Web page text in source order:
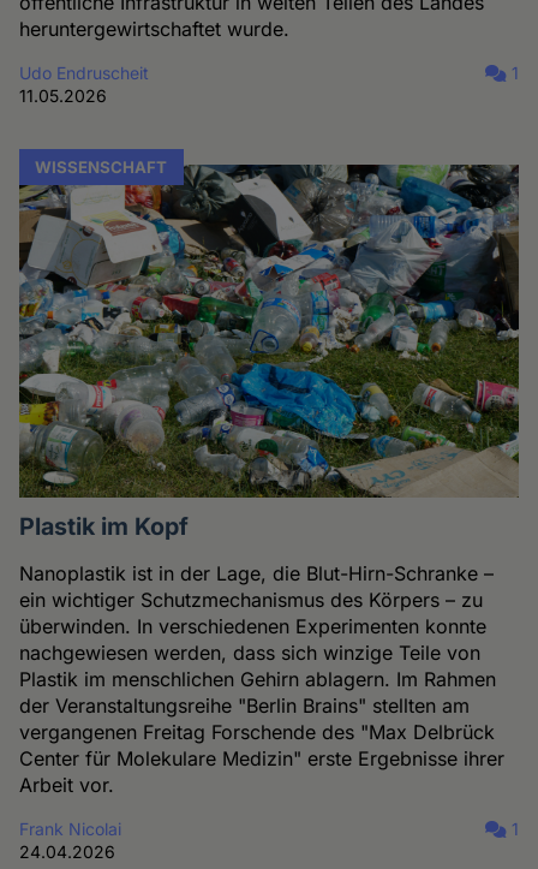
heruntergewirtschaftet wurde.
Udo Endruscheit
11.05.2026
1
WISSENSCHAFT
Plastik im Kopf
Nanoplastik ist in der Lage, die Blut-Hirn-Schranke –
ein wichtiger Schutzmechanismus des Körpers – zu
überwinden. In verschiedenen Experimenten konnte
nachgewiesen werden, dass sich winzige Teile von
Plastik im menschlichen Gehirn ablagern. Im Rahmen
der Veranstaltungsreihe "Berlin Brains" stellten am
vergangenen Freitag Forschende des "Max Delbrück
Center für Molekulare Medizin" erste Ergebnisse ihrer
Arbeit vor.
Frank Nicolai
24.04.2026
1